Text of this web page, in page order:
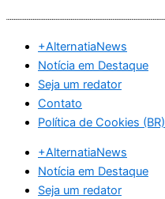
conteúdo
+AlternatiaNews
Notícia em Destaque
Seja um redator
Contato
Política de Cookies (BR)
+AlternatiaNews
Notícia em Destaque
Seja um redator